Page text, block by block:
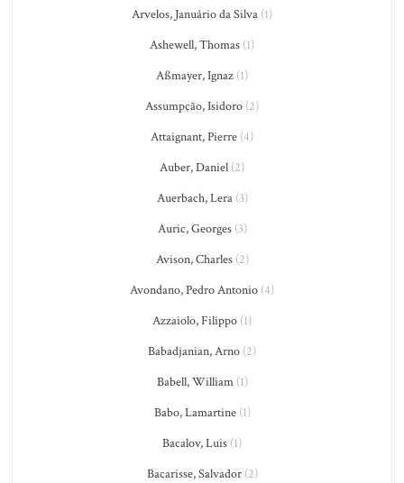
Arvelos, Januário da Silva (1)
Ashewell, Thomas (1)
Aßmayer, Ignaz (1)
Assumpção, Isidoro (2)
Attaignant, Pierre (4)
Auber, Daniel (2)
Auerbach, Lera(3)
Auric, Georges(3)
Avison, Charles(2)
Avondano, Pedro Antonio (4)
Azzaiolo, Filippo (1)
Babadjanian, Arno (2)
Babell, William(1)
Babo, Lamartine(1)
Bacalov, Luis (1)
Bacarisse, Salvador(2)